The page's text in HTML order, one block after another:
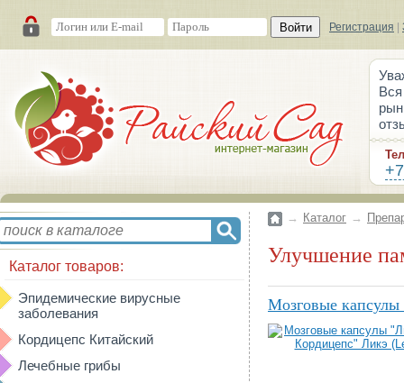
Войти Регистрация
Каталог товаров:
Эпидемические вирусные
заболевания
Кордицепс Китайский
Лечебные грибы
→ Каталог →
Улучшение
Мозговые